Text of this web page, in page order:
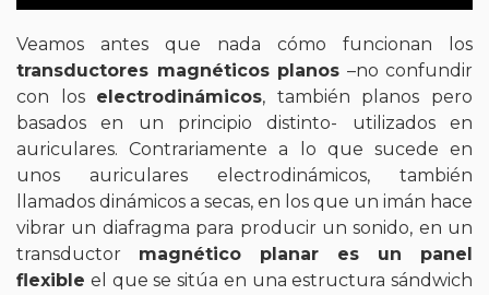
Veamos antes que nada cómo funcionan los
transductores magnéticos planos –no confundir
con los electrodinámicos, también planos pero
basados en un principio distinto- utilizados en
auriculares. Contrariamente a lo que sucede en
unos auriculares electrodinámicos, también
llamados dinámicos a secas, en los que un imán hace
vibrar un diafragma para producir un sonido, en un
transductor magnético planar es un panel
flexible el que se sitúa en una estructura sándwich